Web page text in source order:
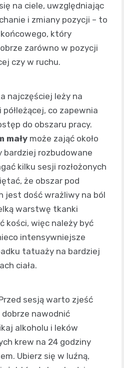
na ciele, uwzględniając
i zmiany pozycji – to
który
zarówno w pozycji
czy w ruchu.
najczęściej leży na
co zapewnia
do obszaru pracy.
mały może zająć około
bardziej rozbudowane
kilku sesji rozłożonych
że obszar pod
jest dość wrażliwy na ból
warstwę tkanki
kości, więc należy być
intensywniejsze
tatuaży na bardziej
ciała.
sesją warto zjeść
dobrze nawodnić
alkoholu i leków
krew na 24 godziny
Ubierz się w luźną,